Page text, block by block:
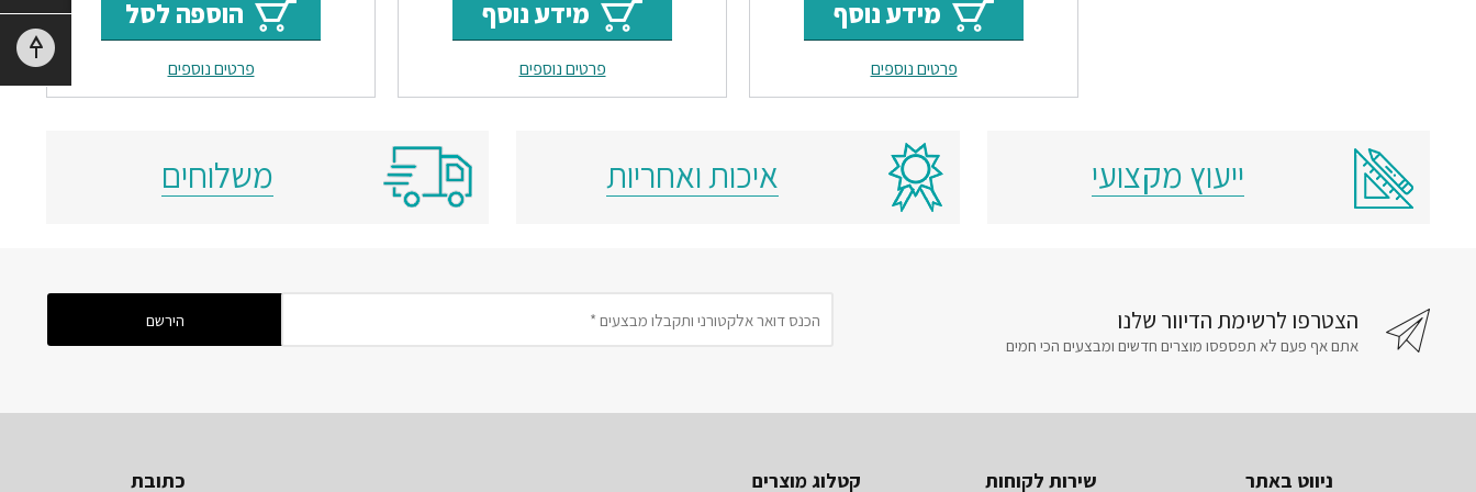
היה:
₪1500.
הוא:
₪580.
מידע נוסף
פרטים נוספים
היה:
₪1500.
הוא:
₪625.
מידע נוסף
פרטים נוספים
היה:
₪1500.
הוא:
₪850.
הוספה לסל
פרטים נוספים
ייעוץ מקצועי איכות ואחריות משלוחים
הצטרפו לרשימת הדיוור שלנו
אתם אף פעם לא תפספסו מוצרים חדשים ומבצעים הכי חמים
ניווט באתר שירות לקוחות קטלוג מוצרים כתובת